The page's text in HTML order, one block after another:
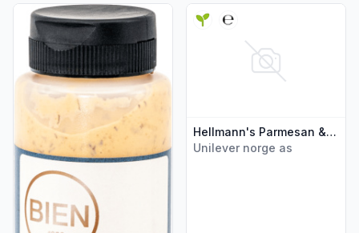
Vis flere detaljer for produktet "Burgerdressing 250g Bien"
Hellmann's Parmesan & Garlic 250ml
Unilever norge as
Vis flere detaljer for